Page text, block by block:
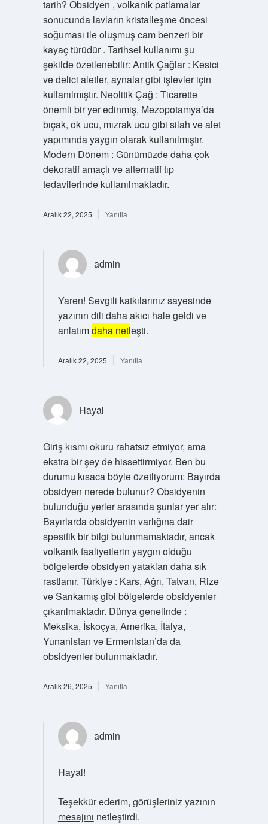
tarih? Obsidyen , volkanik patlamalar
sonucunda lavların kristalleşme öncesi
soğuması ile oluşmuş cam benzeri bir
kayaç türüdür . Tarihsel kullanımı şu
şekilde özetlenebilir: Antik Çağlar : Kesici
ve delici aletler, aynalar gibi işlevler için
kullanılmıştır. Neolitik Çağ : Ticarette
önemli bir yer edinmiş, Mezopotamya’da
bıçak, ok ucu, mızrak ucu gibi silah ve alet
yapımında yaygın olarak kullanılmıştır.
Modern Dönem : Günümüzde daha çok
dekoratif amaçlı ve alternatif tıp
tedavilerinde kullanılmaktadır.
Aralık 22, 2025 Yanıtla
admin
Yaren! Sevgili katkılarınız sayesinde
yazının dili daha akıcı hale geldi ve
anlatımdaha netleşti.
Aralık 22, 2025 Yanıtla
Hayal
Giriş kısmı okuru rahatsız etmiyor, ama
ekstra bir şey de hissettirmiyor. Ben bu
durumu kısaca böyle özetliyorum: Bayırda
obsidyen nerede bulunur? Obsidyenin
bulunduğu yerler arasında şunlar yer alır:
Bayırlarda obsidyenin varlığına dair
spesifik bir bilgi bulunmamaktadır, ancak
volkanik faaliyetlerin yaygın olduğu
bölgelerde obsidyen yatakları daha sık
rastlanır. Türkiye : Kars, Ağrı, Tatvan, Rize
ve Sarıkamış gibi bölgelerde obsidyenler
çıkarılmaktadır. Dünya genelinde :
Meksika, İskoçya, Amerika, İtalya,
Yunanistan ve Ermenistan’da da
obsidyenler bulunmaktadır.
Aralık 26, 2025 Yanıtla
admin
Hayal!
Teşekkür ederim, görüşleriniz yazının
mesajını netleştirdi.